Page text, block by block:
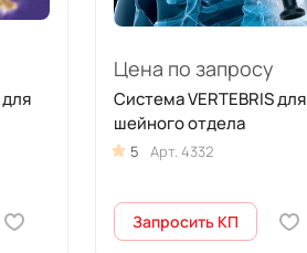
Цена по запросу
Система VERTEBRIS для
шейного отдела
5 Арт. 4332
Запросить КП